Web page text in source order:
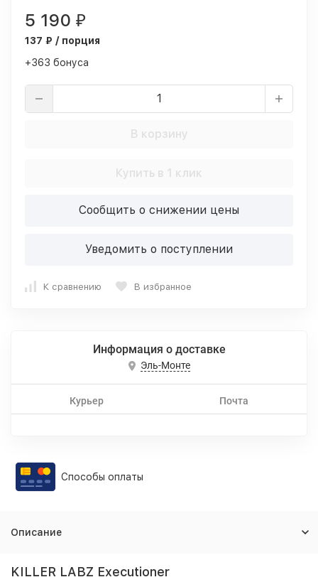
5 190 ₽
137 ₽ / порция
+363 бонуса
В корзину
Купить в 1 клик
Сообщить о снижении цены
Уведомить о поступлении
К сравнению В избранное
Информация о доставке
Эль-Монте
Курьер Почта
Способы оплаты
Описание
KILLER LABZ Executioner